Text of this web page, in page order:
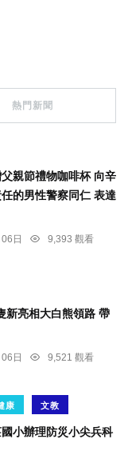
熱門新聞
親節禮物咖啡杯 向辛
的男性警察同仁 表達
日
9,393 觀看
新亮相大白熊領路 帶
日
9,521 觀看
康 文教
小辦理防災小尖兵科